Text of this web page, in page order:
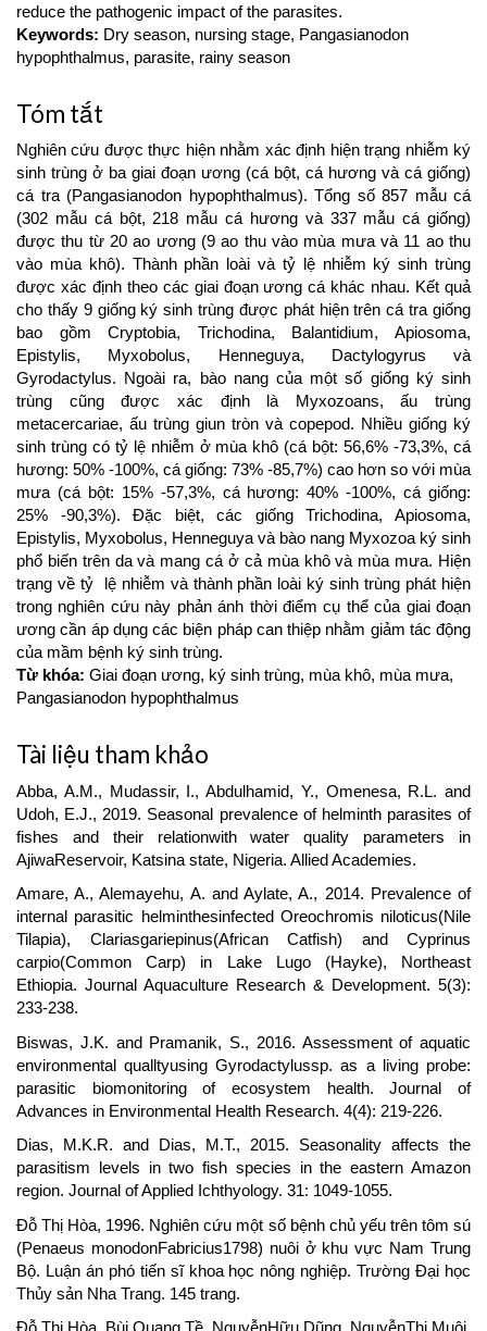
reduce the pathogenic impact of the parasites.
Keywords: Dry season, nursing stage, Pangasianodon
hypophthalmus, parasite, rainy season
Tóm tắt
Nghiên cứu được thực hiện nhằm xác định hiện trạng nhiễm ký
sinh trùng ở ba giai đoạn ương (cá bột, cá hương và cá giống)
cá tra (Pangasianodon hypophthalmus). Tổng số 857 mẫu cá
(302 mẫu cá bột, 218 mẫu cá hương và 337 mẫu cá giống)
được thu từ 20 ao ương (9 ao thu vào mùa mưa và 11 ao thu
vào mùa khô). Thành phần loài và tỷ lệ nhiễm ký sinh trùng
được xác định theo các giai đoạn ương cá khác nhau. Kết quả
cho thấy 9 giống ký sinh trùng được phát hiện trên cá tra giống
bao gồm Cryptobia, Trichodina, Balantidium, Apiosoma,
Epistylis, Myxobolus, Henneguya, Dactylogyrus và
Gyrodactylus. Ngoài ra, bào nang của một số giống ký sinh
trùng cũng được xác định là Myxozoans, ấu trùng
metacercariae, ấu trùng giun tròn và copepod. Nhiều giống ký
sinh trùng có tỷ lệ nhiễm ở mùa khô (cá bột: 56,6% -73,3%, cá
hương: 50% -100%, cá giống: 73% -85,7%) cao hơn so với mùa
mưa (cá bột: 15% -57,3%, cá hương: 40% -100%, cá giống:
25% -90,3%). Đặc biệt, các giống Trichodina, Apiosoma,
Epistylis, Myxobolus, Henneguya và bào nang Myxozoa ký sinh
phổ biến trên da và mang cá ở cả mùa khô và mùa mưa. Hiện
trạng về tỷ lệ nhiễm và thành phần loài ký sinh trùng phát hiện
trong nghiên cứu này phản ánh thời điểm cụ thể của giai đoạn
ương cần áp dụng các biện pháp can thiệp nhằm giảm tác động
của mầm bệnh ký sinh trùng.
Từ khóa: Giai đoạn ương, ký sinh trùng, mùa khô, mùa mưa,
Pangasianodon hypophthalmus
Article
Details
Tài liệu tham khảo
Abba, A.M., Mudassir, I., Abdulhamid, Y., Omenesa, R.L. and
Udoh, E.J., 2019. Seasonal prevalence of helminth parasites of
fishes and their relationwith water quality parameters in
AjiwaReservoir, Katsina state, Nigeria. Allied Academies.
Amare, A., Alemayehu, A. and Aylate, A., 2014. Prevalence of
internal parasitic helminthesinfected Oreochromis niloticus(Nile
Tilapia), Clariasgariepinus(African Catfish) and Cyprinus
carpio(Common Carp) in Lake Lugo (Hayke), Northeast
Ethiopia. Journal Aquaculture Research & Development. 5(3):
233-238.
Biswas, J.K. and Pramanik, S., 2016. Assessment of aquatic
environmental qualltyusing Gyrodactylussp. as a living probe:
parasitic biomonitoring of ecosystem health. Journal of
Advances in Environmental Health Research. 4(4): 219-226.
Dias, M.K.R. and Dias, M.T., 2015. Seasonality affects the
parasitism levels in two fish species in the eastern Amazon
region. Journal of Applied Ichthyology. 31: 1049-1055.
Đỗ Thị Hòa, 1996. Nghiên cứu một số bệnh chủ yếu trên tôm sú
(Penaeus monodonFabricius1798) nuôi ở khu vực Nam Trung
Bộ. Luận án phó tiến sĩ khoa học nông nghiệp. Trường Đại học
Thủy sản Nha Trang. 145 trang.